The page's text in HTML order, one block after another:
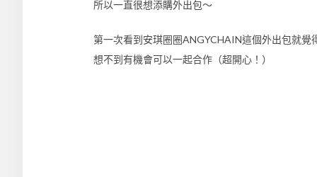
所以一直很想添購外出包～
第一次看到安琪圈圈ANGYCHAIN這個外出包就覺
想不到有機會可以一起合作（超開心！）